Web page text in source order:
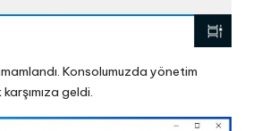
Konsolumuzda yönetim
geldi.